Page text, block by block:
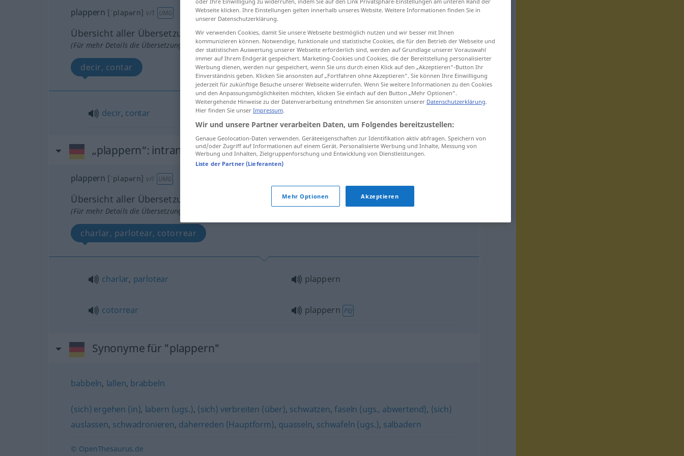
plappern [ˈplapərn] v/t UMG
Übersicht aller Übersetzungen
(Für mehr Details die Übersetzung anklicken/antippen)
decir, contar
decir, contar
„plappern“: intransitives Verb
plappern [ˈplapərn] v/i UMG
Übersicht aller Übersetzungen
(Für mehr Details die Übersetzung anklicken/antippen)
charlar, parlotear, cotorrear
charlar, parlotear plappern
cotorrear plappern PEJ
Synonyme für "plappern"
babbeln, lallen, brabbeln
(sich) ergehen (in), labern (ugs.), (sich) verbreiten (über), schwatzen,faseln (ugs., abwertend), (sich)
auslassen, schwadronieren, daherreden (Hauptform), quasseln, schwafeln (ugs.), salbadern
© OpenThesaurus.de
Webseite klicken. Ihre Einstellungen gelten innerhalb unseres Website. Weitere Informationen finden Sie in
unserer Datenschutzerklärung.
Wir verwenden Cookies, damit Sie unsere Webseite bestmöglich nutzen und wir besser mit Ihnen
kommunizieren können. Notwendige, funktionale und statistische Cookies, die für den Betrieb der Webseite und
der statistischen Auswertung unserer Webseite erforderlich sind, werden auf Grundlage unserer Vorauswahl
immer auf Ihrem Endgerät gespeichert. Marketing-Cookies und Cookies, die der Bereitstellung personalisierter
Werbung dienen, werden nur gespeichert, wenn Sie uns durch einen Klick auf den „Akzeptieren“-Button Ihr
Einverständnis geben. Klicken Sie ansonsten auf „Fortfahren ohne Akzeptieren“. Sie können Ihre Einwilligung
jederzeit für zukünftige Besuche unserer Webseite widerrufen. Wenn Sie weitere Informationen zu den Cookies
und den Anpassungsmöglichkeiten möchten, klicken Sie einfach auf den Button „Mehr Optionen“.
Weitergehende Hinweise zu der Datenverarbeitung entnehmen Sie ansonsten unserer Datenschutzerklärung.
Hier finden Sie unser Impressum.
Wir und unsere Partner verarbeiten Daten, um Folgendes bereitzustellen:
Genaue Geolocation-Daten verwenden. Geräteeigenschaften zur Identifikation aktiv abfragen. Speichern von
und/oder Zugriff auf Informationen auf einem Gerät. Personalisierte Werbung und Inhalte, Messung von
Werbung und Inhalten, Zielgruppenforschung und Entwicklung von Dienstleistungen.
Liste der Partner (Lieferanten)
Mehr Optionen Akzeptieren